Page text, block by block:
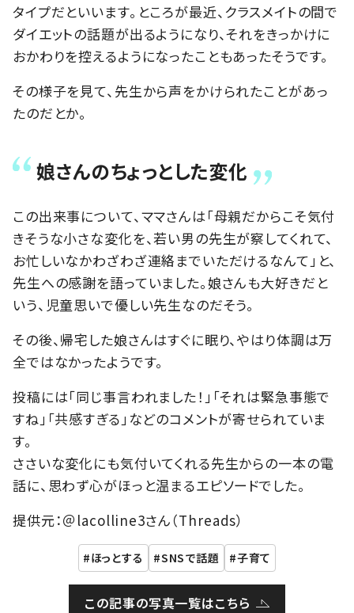
タイプだといいます。ところが最近、クラスメイトの間で
ダイエットの話題が出るようになり、それをきっかけに
おかわりを控えるようになったこともあったそうです。
その様子を見て、先生から声をかけられたことがあっ
たのだとか。
娘さんのちょっとした変化
この出来事について、ママさんは「母親だからこそ気付
きそうな小さな変化を、若い男の先生が察してくれて、
お忙しいなかわざわざ連絡までいただけるなんて」と、
先生への感謝を語っていました。娘さんも大好きだと
いう、児童思いで優しい先生なのだそう。
その後、帰宅した娘さんはすぐに眠り、やはり体調は万
全ではなかったようです。
投稿には「同じ事言われました！」「それは緊急事態で
すね」「共感すぎる」などのコメントが寄せられていま
す。
ささいな変化にも気付いてくれる先生からの一本の電
話に、思わず心がほっと温まるエピソードでした。
提供元：＠lacolline3さん（Threads）
ほっとする SNSで話題 子育て
この記事の写真一覧はこちら